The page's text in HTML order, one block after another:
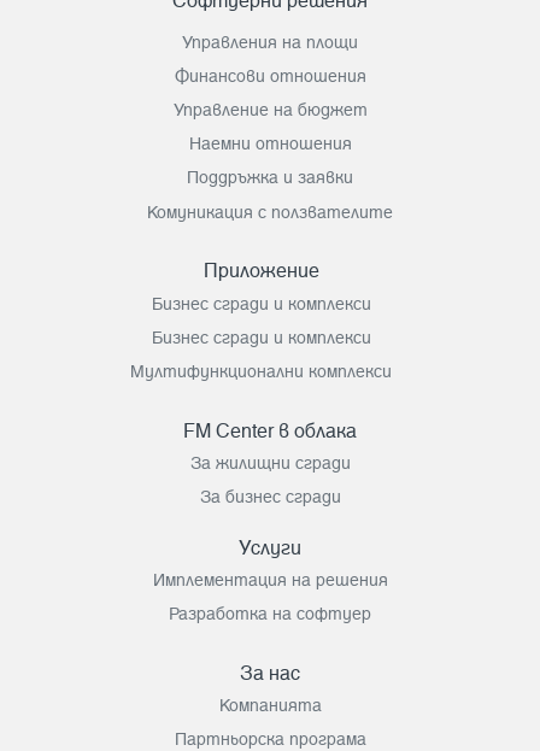
Управления на площи
Финансови отношения
Управление на бюджет
Наемни отношения
Поддръжка и заявки
Комуникация с ползвателите
Приложение
Бизнес сгради и комплекси
Бизнес сгради и комплекси
Мултифункционални комплекси
FM Center в облака
За жилищни сгради
За бизнес сгради
Услуги
Имплементация на решения
Разработка на софтуер
За нас
Компанията
Партньорска програма